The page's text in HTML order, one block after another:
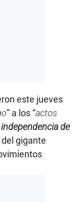
este jueves
” a los “actos
independencia de
gigante